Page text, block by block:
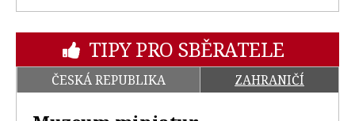
TIPY PRO SBĚRATELE
ČESKÁ REPUBLIKA ZAHRANIČÍ